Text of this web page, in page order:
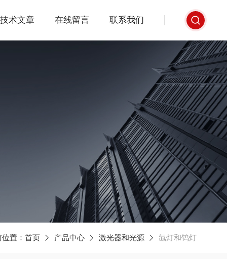
技术文章 在线留言 联系我们
置： 首页 产品中心 激光器和光源 氙灯和钨灯